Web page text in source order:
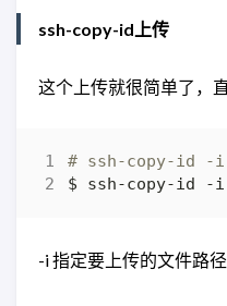
ssh-copy-id上传
这个上传就很简单了，
# ssh-copy-id -i ./
-i 指定要上传的文件路径